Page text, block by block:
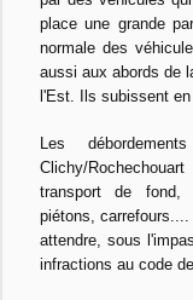
place une grande
normale des
aussi aux abords de
l'Est. Ils subissent en
Les
Clichy/
transport de fond,
piétons,
attendre, sous
infractions au code